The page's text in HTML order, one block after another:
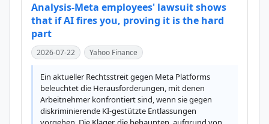
Analysis-Meta employees' lawsuit shows
that if AI fires you, proving it is the hard
part
2026-07-22 Yahoo Finance
Ein aktueller Rechtsstreit gegen Meta Platforms
beleuchtet die Herausforderungen, mit denen
Arbeitnehmer konfrontiert sind, wenn sie gegen
diskriminierende KI-gestützte Entlassungen